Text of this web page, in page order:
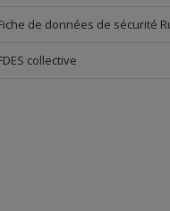
de données de sécurité
collective